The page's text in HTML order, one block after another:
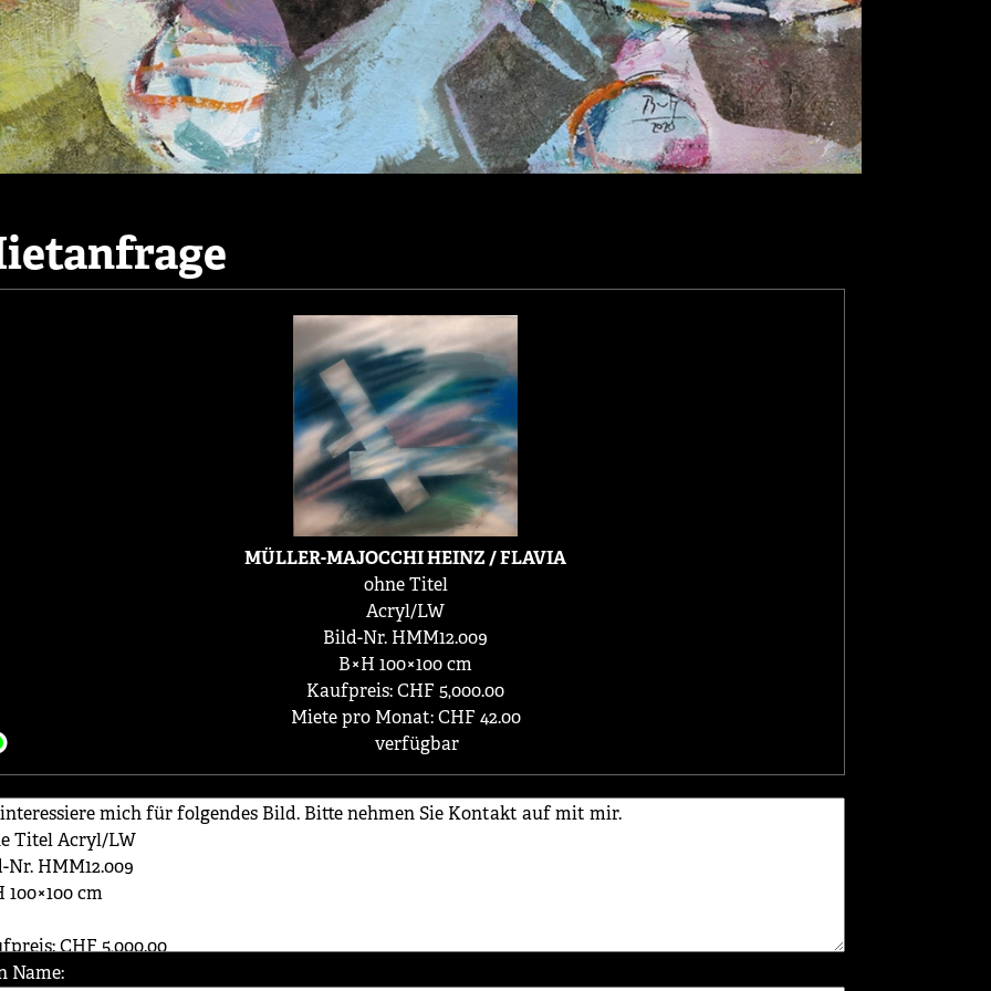
MÜLLER-MAJOCCHI HEINZ / FLAVIA
ohne Titel
Acryl/LW
Bild-Nr. HMM12.009
B×H 100×100 cm
Kaufpreis: CHF 5,000.00
Miete pro Monat: CHF 42.00
verfügbar
Name: